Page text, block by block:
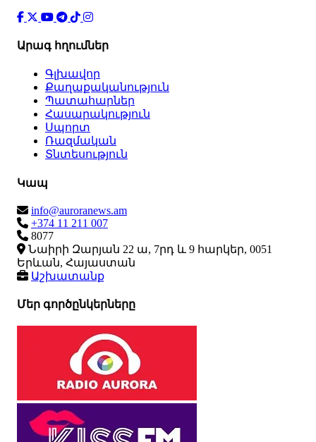
Արագ հղումներ
Գլխավոր
Քաղաքականություն
Պատահարներ
Հասարակություն
Սպորտ
Ռազմական
Տնտեսություն
Կապ
info@auroranews.am
+374 11 211 007
8077
Նաիրի Զարյան 22 ա, 7րդ և 9 հարկեր, 0051
Երևան, Հայաստան
Աշխատանք
Մեր գործընկերները